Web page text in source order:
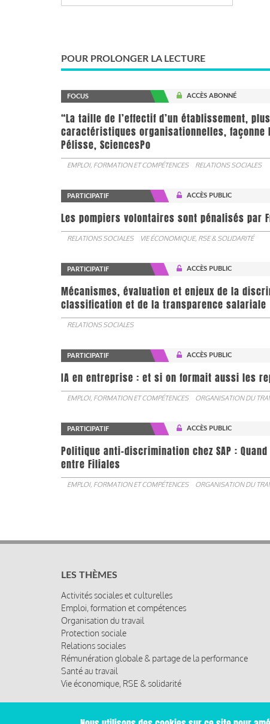
POUR PROLONGER LA LECTURE
FOCUS ACCÈS ABONNÉ
“La taille de l’effectif d’un établissement,
caractéristiques organisationnelles,
Pélisse, SciencesPo
EMPLOI, FORMATION ET COMPÉTENCES RELATIONS SOCIALES
PARTICIPATIF ACCÈS PUBLIC
Les pompiers volontaires sont pénalisés par
RELATIONS SOCIALES VIE ÉCONOMIQUE, RSE & SOLIDARITÉ
PARTICIPATIF ACCÈS PUBLIC
Mécanismes, évaluation et enjeux de la
classification et de la transparence salariale
RELATIONS SOCIALES
PARTICIPATIF ACCÈS PUBLIC
IA en entreprise : et si on formait aussi les
EMPLOI, FORMATION ET COMPÉTENCES ORGANISATION DU
PARTICIPATIF ACCÈS PUBLIC
Politique anti-discrimination chez SAP :
entre Filiales
EMPLOI, FORMATION ET COMPÉTENCES ORGANISATION DU
LES THÈMES
Activités sociales et culturelles
Emploi, formation et compétences
Organisation du travail
Protection sociale
Relations sociales
Rémunération globale & partage de la performance
Santé au travail
Vie économique, RSE & solidarité